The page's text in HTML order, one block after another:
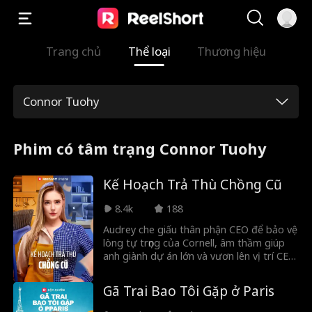
Trang chủ Thể loại Thương hiệu
Connor Tuohy
Phim có tâm trạng Connor Tuohy
Kế Hoạch Trả Thù Chồng Cũ
8.4k
188
Audrey che giấu thân phận CEO để bảo vệ
lòng tự trọng của Cornell, âm thầm giúp
anh giành dự án lớn và vươn lên vị trí CEO
của anh là Cecilia quay lại khiến mối quan
hệ của họ rạn nứt. Cùng lúc đó, áp lực từ
những người xung quanh và cả Cornell
Gã Trai Bao Tôi Gặp ở Paris